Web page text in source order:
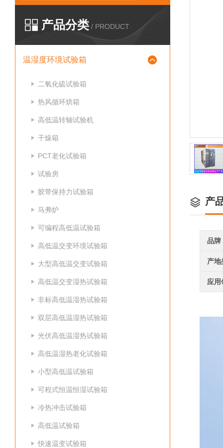
产品分类 / PRODUCT
温湿度环境试验箱
二氧化硫试验箱
热风循环烘箱
高低温转轴试验机
干燥箱
PCT老化试验箱
试验房
胶带保持力试验箱
马弗炉
可编程高低温试验箱
高低温交变环境试验箱
大型高低温交变试验箱
高低温交变湿热试验箱
非标高低温湿热试验箱
双层高低温湿热试验箱
光伏高低温湿热试验箱
高低温湿热老化试验箱
小型高低温试验箱
可程式恒温恒湿试验箱
冷热冲击试验箱
高低温试验箱
快速温变试验箱
产
品牌
产地
应用